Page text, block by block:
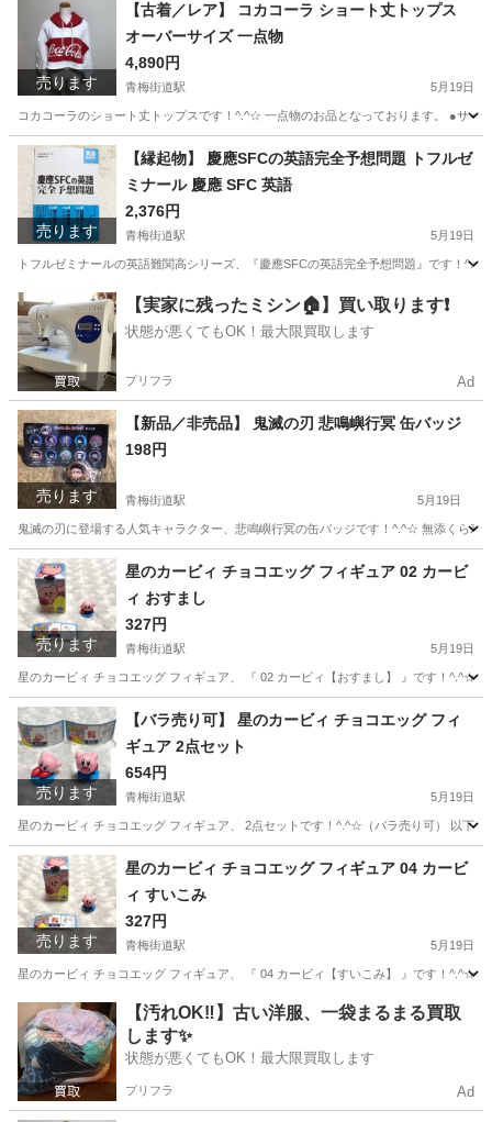
売ります
【古着／レア】 コカコーラ ショート丈トップス
オーバーサイズ 一点物
4,890円
青梅街道駅 5月19日
コカコーラのショート丈トップスです！^.^☆ 一点物のお品となっております。 ●サ
東京 小平市 青梅街道駅 トレーナー コカコーラ
売ります
【縁起物】 慶應SFCの英語完全予想問題 トフルゼ
ミナール 慶應 SFC 英語
2,376円
青梅街道駅 5月19日
トフルゼミナールの英語難関高シリーズ、『慶應SFCの英語完全予想問題』です！
小平市 青梅街道駅 参考書 湘南
【実家に残ったミシン🏠】買い取ります❗️
状態が悪くてもOK！最大限買取します
プリフラ Ad
売ります
【新品／非売品】 鬼滅の刃 悲鳴嶼行冥 缶バッジ
198円
青梅街道駅 5月19日
鬼滅の刃に登場する人気キャラクター、悲鳴嶼行冥の缶バッジです！^.^☆ 無添くら
東京 小平市 青梅街道駅 おもちゃ 鬼滅の刃
売ります
星のカービィ チョコエッグ フィギュア 02 カービ
ィ おすまし
327円
青梅街道駅 5月19日
星のカービィ チョコエッグ フィギュア、 『 02 カービィ【おすまし】 』です！^.^☆
東京 小平市 青梅街道駅 フィギュア 星のカービィ
売ります
【バラ売り可】 星のカービィ チョコエッグ フィ
ギュア 2点セット
654円
青梅街道駅 5月19日
星のカービィ チョコエッグ フィギュア、 2点セットです！^.^☆（バラ売り可） 以下
東京 小平市 青梅街道駅 フィギュア 星のカービィ
売ります
星のカービィ チョコエッグ フィギュア 04 カービ
ィ すいこみ
327円
青梅街道駅 5月19日
星のカービィ チョコエッグ フィギュア、 『 04 カービィ【すいこみ】 』です！^.^☆
東京 小平市 青梅街道駅 フィギュア 星のカービィ
【汚れOK‼️】古い洋服、一袋まるまる買取
します✨
状態が悪くてもOK！最大限買取します
プリフラ Ad